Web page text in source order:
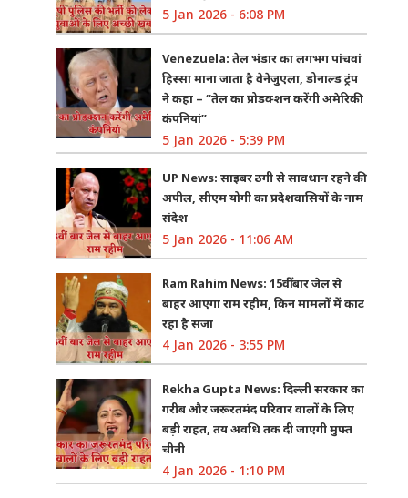
5 Jan 2026 - 6:08 PM
Venezuela: तेल भंडार का लगभग पांचवां
हिस्सा माना जाता है वेनेजुएला, डोनाल्ड ट्रंप
ने कहा – “तेल का प्रोडक्शन करेंगी अमेरिकी
कंपनियां”
5 Jan 2026 - 5:39 PM
UP News: साइबर ठगी से सावधान रहने की
अपील, सीएम योगी का प्रदेशवासियों के नाम
संदेश
5 Jan 2026 - 11:06 AM
Ram Rahim News: 15वीं बार जेल से
बाहर आएगा राम रहीम, किन मामलों में काट
रहा है सजा
4 Jan 2026 - 3:55 PM
Rekha Gupta News: दिल्ली सरकार का
गरीब और जरूरतमंद परिवार वालों के लिए
बड़ी राहत, तय अवधि तक दी जाएगी मुफ्त
चीनी
4 Jan 2026 - 1:10 PM